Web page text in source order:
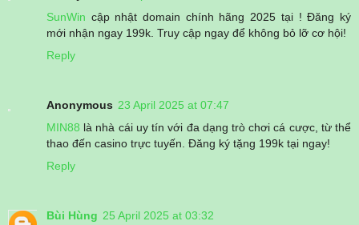
SunWin cập nhật domain chính hãng 2025 tại ! Đăng ký
mới nhận ngay 199k. Truy cập ngay để không bỏ lỡ cơ hội!
Reply
Anonymous 23 April 2025 at 07:47
MIN88 là nhà cái uy tín với đa dạng trò chơi cá cược, từ thể
thao đến casino trực tuyến. Đăng ký tặng 199k tại ngay!
Reply
Bùi Hùng 25 April 2025 at 03:32